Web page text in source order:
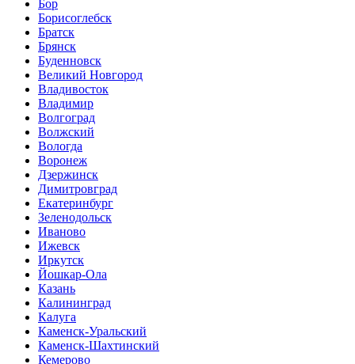
Бор
Борисоглебск
Братск
Брянск
Буденновск
Великий Новгород
Владивосток
Владимир
Волгоград
Волжский
Вологда
Воронеж
Дзержинск
Димитровград
Екатеринбург
Зеленодольск
Иваново
Ижевск
Иркутск
Йошкар-Ола
Казань
Калининград
Калуга
Каменск-Уральский
Каменск-Шахтинский
Кемерово